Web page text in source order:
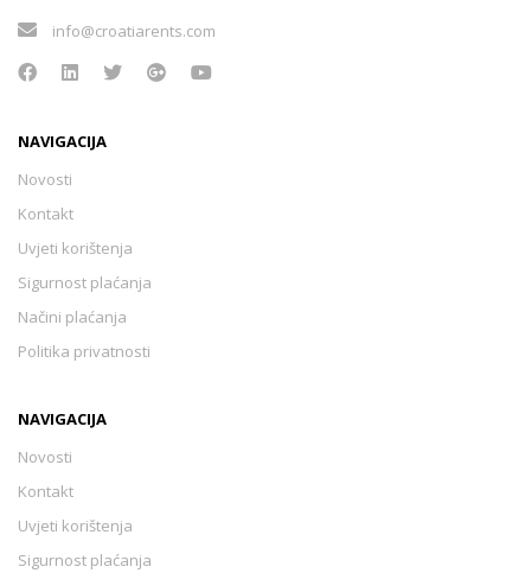
info@croatiarents.com
NAVIGACIJA
Novosti
Kontakt
Uvjeti korištenja
Sigurnost plaćanja
Načini plaćanja
Politika privatnosti
NAVIGACIJA
Novosti
Kontakt
Uvjeti korištenja
Sigurnost plaćanja